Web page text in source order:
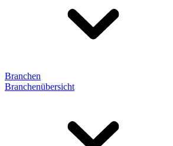
Branchen
Branchenübersicht